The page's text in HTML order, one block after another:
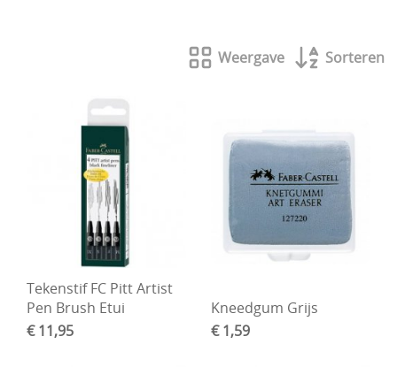
Lijm - Tape - Magneten
Papier - karton - enveloppen
Kaarten maken - Scrapbook
Boetseren - Modelleren
Verf en Co°
Bullet Journalling
Tekenen - Schrijven - kleuren
Weergave Sorteren
Tekenstif FC Pitt Artist
Pen Brush Etui
€ 11,95
Kneedgum Grijs
€ 1,59